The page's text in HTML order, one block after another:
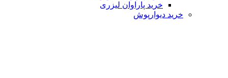
خرید پاراوان لیزری
خرید دیوارپوش